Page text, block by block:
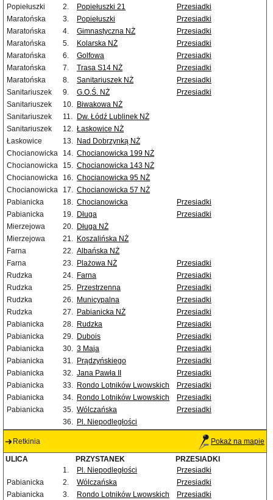
Popiełuszki
2. Popiełuszki 21
Przesiadki
Maratońska
3. Popiełuszki
Przesiadki
Maratońska
4. Gimnastyczna NŻ
Przesiadki
Maratońska
5. Kolarska NŻ
Przesiadki
Maratońska
6. Golfowa
Przesiadki
Maratońska
7. Trasa S14 NŻ
Przesiadki
Maratońska
8. Sanitariuszek NŻ
Przesiadki
Sanitariuszek
9. G.O.Ś. NŻ
Przesiadki
Sanitariuszek
10. Biwakowa NŻ
Sanitariuszek
11.
Dw. Łódź Lublinek NŻ
Sanitariuszek
12. Łaskowice NŻ
Łaskowice
13. Nad Dobrzynką NŻ
Chocianowicka
14. Chocianowicka 199 NŻ
Chocianowicka
15. Chocianowicka 143 NŻ
Chocianowicka
16. Chocianowicka 95 NŻ
Chocianowicka
17. Chocianowicka 57 NŻ
Pabianicka
18. Chocianowicka
Przesiadki
Pabianicka
19. Długa
Przesiadki
Mierzejowa
20. Długa NŻ
Mierzejowa
21. Koszalińska NŻ
Farna
22. Albańska NŻ
Farna
23. Plażowa NŻ
Przesiadki
Rudzka
24. Farna
Przesiadki
Rudzka
25. Przestrzenna
Przesiadki
Rudzka
26. Municypalna
Przesiadki
Rudzka
27. Pabianicka NŻ
Przesiadki
Pabianicka
28. Rudzka
Przesiadki
Pabianicka
29. Dubois
Przesiadki
Pabianicka
30. 3 Maja
Przesiadki
Pabianicka
31. Prądzyńskiego
Przesiadki
Pabianicka
32. Jana Pawła II
Przesiadki
Pabianicka
33. Rondo Lotników Lwowskich
Przesiadki
Pabianicka
34. Rondo Lotników Lwowskich
Przesiadki
Pabianicka
35. Wólczańska
Przesiadki
36. Pl. Niepodległości
Retkinia Pokaż na mapie
ULICA PRZYSTANEK
PRZESIADKI
1.
Pl. Niepodległości
Przesiadki
Pabianicka
2. Wólczańska
Przesiadki
Pabianicka
3. Rondo Lotników Lwowskich
Przesiadki